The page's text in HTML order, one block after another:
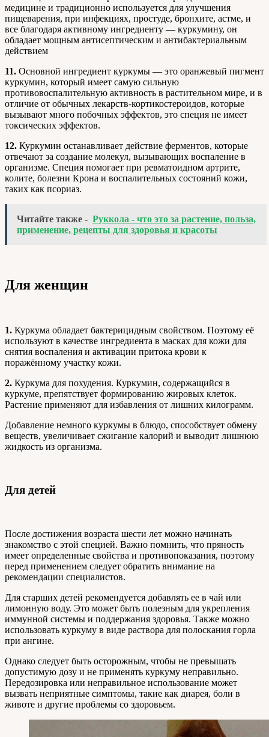
медицине и традиционно используется для улучшения
пищеварения, при инфекциях, простуде, бронхите, астме, и
все благодаря активному ингредиенту — куркумину, он
обладает мощным антисептическим и антибактериальным
действием
11. Основной ингредиент куркумы — это оранжевый пигмент
куркумин, который имеет самую сильную
противовоспалительную активность в растительном мире, и в
отличие от обычных лекарств-кортикостероидов, которые
вызывают много побочных эффектов, это специя не имеет
токсических эффектов.
12. Куркумин останавливает действие ферментов, которые
отвечают за создание молекул, вызывающих воспаление в
организме. Специя помогает при ревматоидном артрите,
колите, болезни Крона и воспалительных состояний кожи,
таких как псориаз.
Читайте также - Руккола - что это за растение, польза,
применение, рецепты для здоровья и красоты
Для женщин
1. Куркума обладает бактерицидным свойством. Поэтому её
используют в качестве ингредиента в масках для кожи для
снятия воспаления и активации притока крови к
поражённому участку кожи.
2. Куркума для похудения. Куркумин, содержащийся в
куркуме, препятствует формированию жировых клеток.
Растение применяют для избавления от лишних килограмм.
Добавление немного куркумы в блюдо, способствует обмену
веществ, увеличивает сжигание калорий и выводит лишнюю
жидкость из организма.
Для детей
После достижения возраста шести лет можно начинать
знакомство с этой специей. Важно помнить, что пряность
имеет определенные свойства и противопоказания, поэтому
перед применением следует обратить внимание на
рекомендации специалистов.
Для старших детей рекомендуется добавлять ее в чай или
лимонную воду. Это может быть полезным для укрепления
иммунной системы и поддержания здоровья. Также можно
использовать куркуму в виде раствора для полоскания горла
при ангине.
Однако следует быть осторожным, чтобы не превышать
допустимую дозу и не применять куркуму неправильно.
Передозировка или неправильное использование может
вызвать неприятные симптомы, такие как диарея, боли в
животе и другие проблемы со здоровьем.